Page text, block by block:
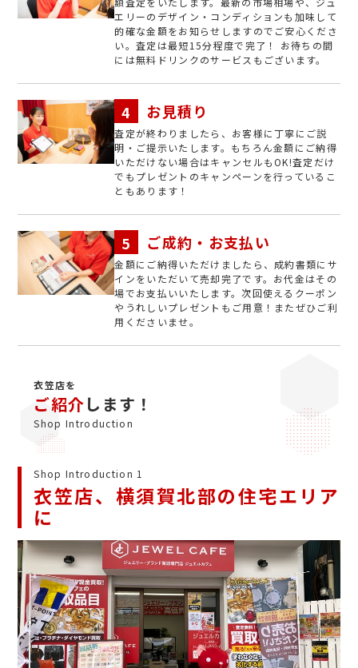
エリーのデザイン・コンディションも加味して
的確な金額をお知らせしますのでご安心くださ
い。査定は最短15分程度で完了！ お待ちの間
には無料ドリンクのサービスもございます。
お見積り
査定が終わりましたら、お客様に丁寧にご説
明・ご提示いたします。もちろん金額にご納得
いただけない場合はキャンセルもOK!査定だけ
でもプレゼントのキャンペーンを行っているこ
ともあります！
ご成約・お支払い
金額にご納得いただけましたら、成約書類にサ
インをいただいて売却完了です。お代金はその
場でお支払いいたします。次回使えるクーポン
やうれしいプレゼントもご用意！またぜひご利
用くださいませ。
衣笠店を
ご紹介します！
Shop Introduction
Shop Introduction 1
衣笠店、横須賀北部の住宅エリア
に